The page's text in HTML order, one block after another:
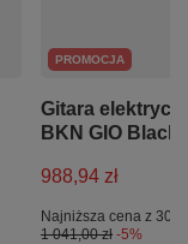
PROMOCJA
Gitara
BKN GIO Black
988,94 zł
Najniższa cena z 30
1 041,00 zł -5%